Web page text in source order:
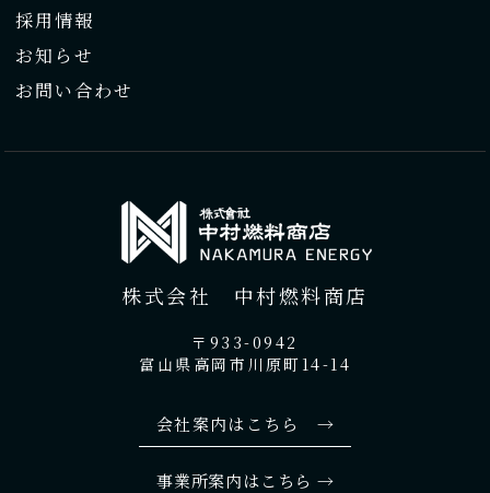
採用情報
お知らせ
お問い合わせ
株式会社 中村燃料商店
〒933-0942
富山県高岡市川原町14-14
会社案内はこちら →
事業所案内はこちら →